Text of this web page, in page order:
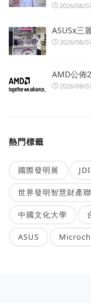
2026/08/
ASUSx三
2026/08/
AMD公佈
2026/08/
熱門標籤
國際發明展
世界發明智慧財產
中國文化大學
ASUS